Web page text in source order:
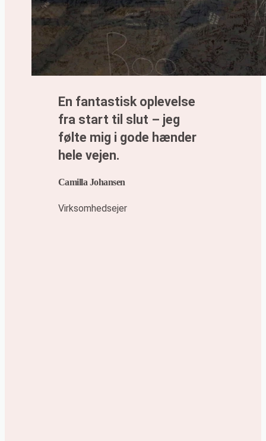
En fantastisk oplevelse
fra start til slut – jeg
følte mig i gode hænder
hele vejen.
Camilla Johansen
Virksomhedsejer